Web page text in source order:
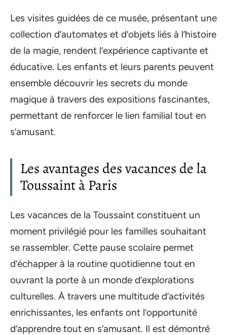
Les visites guidées de ce musée, présentant une
collection d’automates et d’objets liés à l’histoire
de la magie, rendent l’expérience captivante et
éducative. Les enfants et leurs parents peuvent
ensemble découvrir les secrets du monde
magique à travers des expositions fascinantes,
permettant de renforcer le lien familial tout en
s’amusant.
Les avantages des vacances de la
Toussaint à Paris
Les vacances de la Toussaint constituent un
moment privilégié pour les familles souhaitant
se rassembler. Cette pause scolaire permet
d’échapper à la routine quotidienne tout en
ouvrant la porte à un monde d’explorations
culturelles. À travers une multitude d’activités
enrichissantes, les enfants ont l’opportunité
d’apprendre tout en s’amusant. Il est démontré